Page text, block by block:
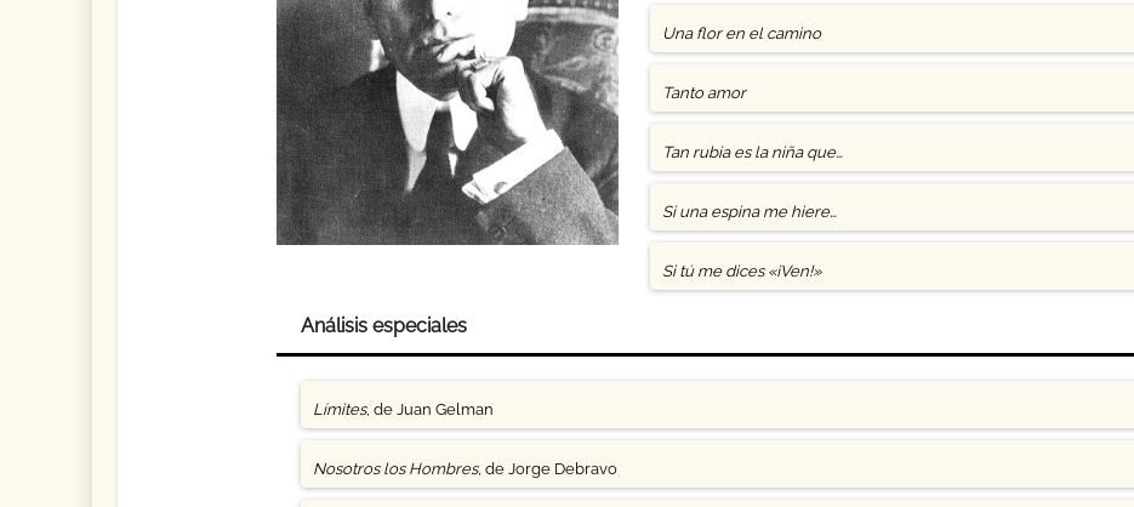
Una flor en el camino
Tanto amor
Tan rubia es la niña que…
Si una espina me hiere…
Si tú me dices «¡Ven!»
Análisis especiales
Límites, de Juan Gelman
Nosotros los Hombres, de Jorge Debravo